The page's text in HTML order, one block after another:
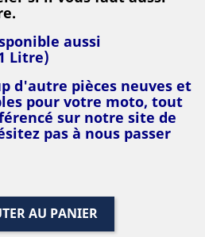
aussi
Litre)
d'autre pièces neuves et
pour votre moto, tout
sur notre site de
pas à nous passer
AU PANIER